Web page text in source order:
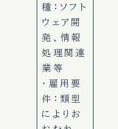
種：ソフト
ウェア開
発、情報
処理関連
業等
・雇用要
件：類型
によりお